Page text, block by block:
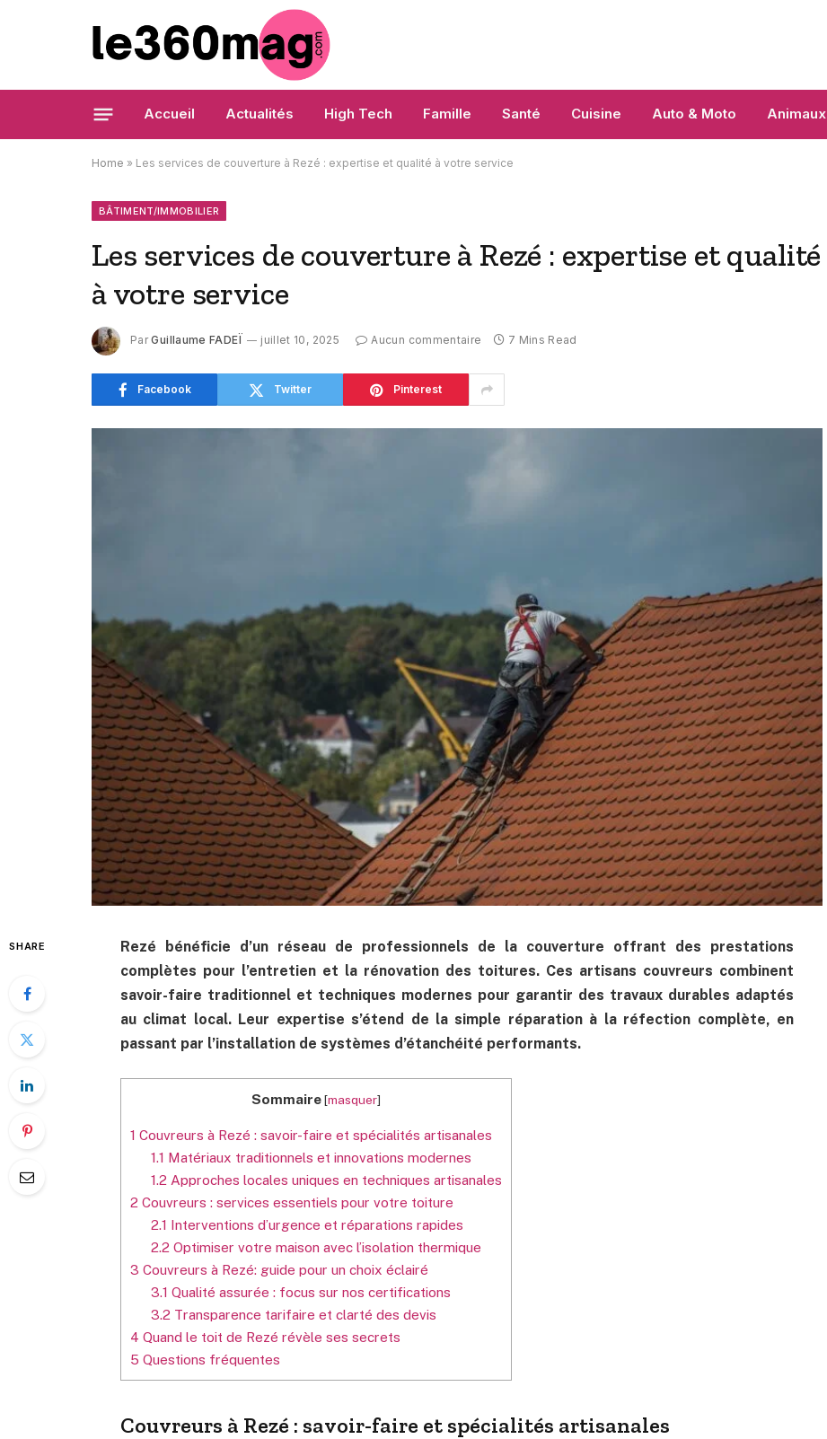
Accueil Actualités High Tech Famille Santé Cuisine Auto & Moto Animaux
Home » Les services de couverture à Rezé : expertise et qualité à votre service
BÂTIMENT/IMMOBILIER
Les services de couverture à Rezé : expertise et qualité
à votre service
Par Guillaume FADEÏ juillet 10, 2025 Aucun commentaire 7 Mins Read
Facebook Twitter Pinterest
SHARE
Rezé bénéficie d’un réseau de professionnels de la couverture offrant des prestations
complètes pour l’entretien et la rénovation des toitures. Ces artisans couvreurs combinent
savoir-faire traditionnel et techniques modernes pour garantir des travaux durables adaptés
au climat local. Leur expertise s’étend de la simple réparation à la réfection complète, en
passant par l’installation de systèmes d’étanchéité performants.
Sommaire[masquer]
1 Couvreurs à Rezé : savoir-faire et spécialités artisanales
1.1 Matériaux traditionnels et innovations modernes
1.2 Approches locales uniques en techniques artisanales
2 Couvreurs : services essentiels pour votre toiture
2.1 Interventions d’urgence et réparations rapides
2.2 Optimiser votre maison avec l’isolation thermique
3 Couvreurs à Rezé: guide pour un choix éclairé
3.1 Qualité assurée : focus sur nos certifications
3.2 Transparence tarifaire et clarté des devis
4 Quand le toit de Rezé révèle ses secrets
5 Questions fréquentes
Couvreurs à Rezé : savoir-faire et spécialités artisanales